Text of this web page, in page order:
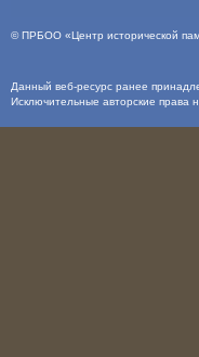
©ПРБОО «Центр исторической
Данный веб-ресурс ранее
Исключительные авторские